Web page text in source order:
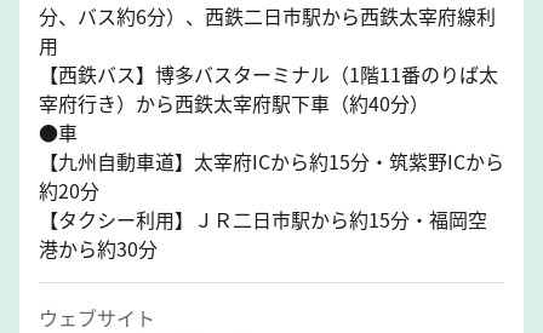
分、バス約6分）、西鉄二日市駅から西鉄太宰府線利
用
【西鉄バス】博多バスターミナル（1階11番のりば太
宰府行き）から西鉄太宰府駅下車（約40分）
●車
【九州自動車道】太宰府ICから約15分・筑紫野ICから
約20分
【タクシー利用】ＪＲ二日市駅から約15分・福岡空
港から約30分
ウェブサイト